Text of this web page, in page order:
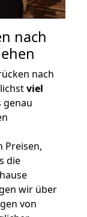
nach
nach
viel
genau
Preisen,
die
wir über
von